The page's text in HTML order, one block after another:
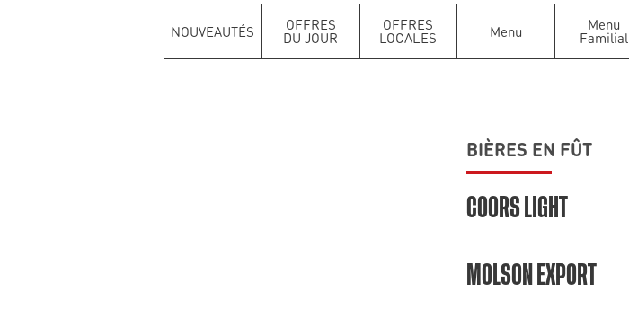
NOUVEAUTÉS OFFRES
DU JOUR
OFFRES
LOCALES Menu Menu
Familial
BIÈRES EN FÛT
COORS LIGHT
MOLSON EXPORT